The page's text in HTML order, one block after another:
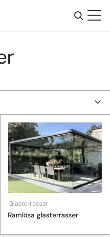
Glasterrasser
Ramlösa glasterrasser